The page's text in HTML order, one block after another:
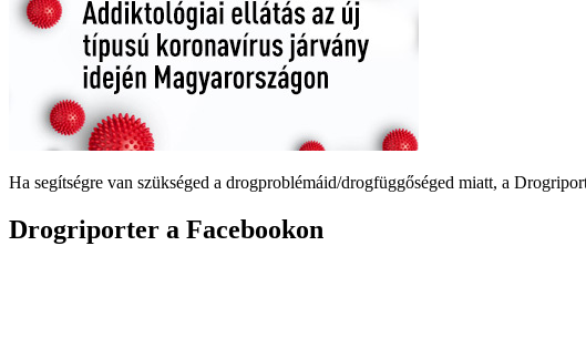
Ha segítségre van szükséged a drogproblémáid/drogfüggőséged miatt, a
Drogriporter a Facebookon